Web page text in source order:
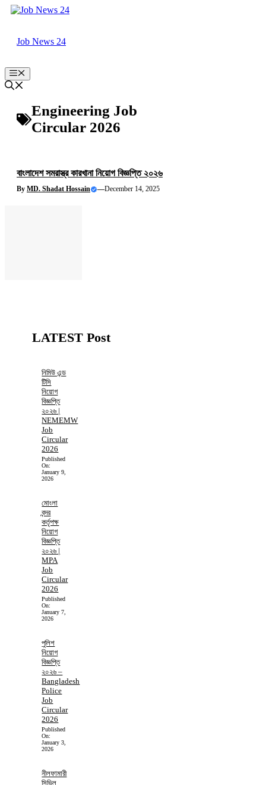
Skip
Job News 24
Menu
Engineering Job
Circular 2026
বাংলাদেশ সমরাস্ত্র কারখানা নিয়োগ বিজ্ঞপ্তি ২০২৬
By MD. Shadat Hossain —December 14, 2025
LATEST Post
নিমিউ এন্ড
টিসি
নিয়োগ
বিজ্ঞপ্তি
২০২৬ |
NEMEMW
Job
Circular
2026
Published
On:
January 9,
2026
মোংলা
বন্দর
কর্তৃপক্ষ
নিয়োগ
বিজ্ঞপ্তি
২০২৬ |
MPA
Job
Circular
2026
Published
On:
January 7,
2026
পুলিশ
নিয়োগ
বিজ্ঞপ্তি
২০২৬ –
Bangladesh
Police
Job
Circular
2026
Published
On:
January 3,
2026
নীলফামারী
সিভিল